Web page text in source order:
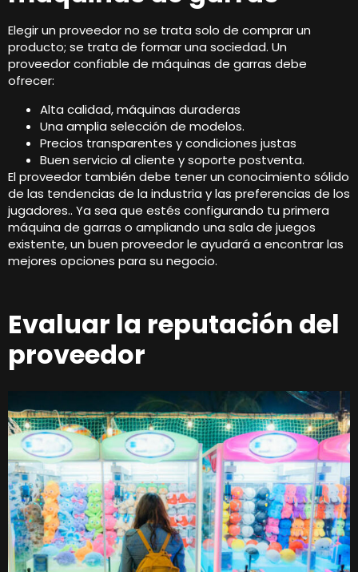
Elegir un proveedor no se trata solo de comprar un
producto; se trata de formar una sociedad. Un
proveedor confiable de máquinas de garras debe
ofrecer:
Alta calidad, máquinas duraderas
Una amplia selección de modelos.
Precios transparentes y condiciones justas
Buen servicio al cliente y soporte postventa.
El proveedor también debe tener un conocimiento sólido
de las tendencias de la industria y las preferencias de los
jugadores.. Ya sea que estés configurando tu primera
máquina de garras o ampliando una sala de juegos
existente, un buen proveedor le ayudará a encontrar las
mejores opciones para su negocio.
Evaluar la reputación del
proveedor